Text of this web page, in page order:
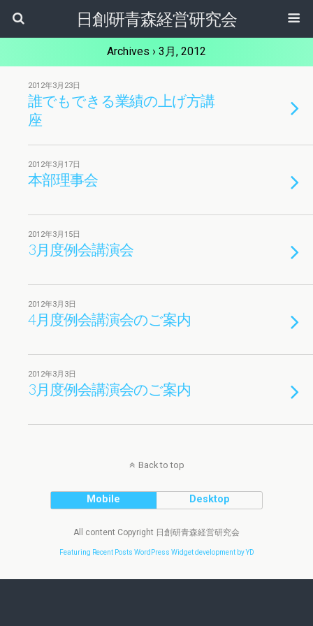
日創研青森経営研究会
Archives › 3月, 2012
2012年3月23日
誰でもできる業績の上げ方講
座
2012年3月17日
本部理事会
2012年3月15日
3月度例会講演会
2012年3月3日
4月度例会講演会のご案内
2012年3月3日
3月度例会講演会のご案内
Back to top
Mobile Desktop
All content Copyright 日創研青森経営研究会
Featuring Recent Posts WordPress Widget development by YD